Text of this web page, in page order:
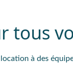
tous
à des